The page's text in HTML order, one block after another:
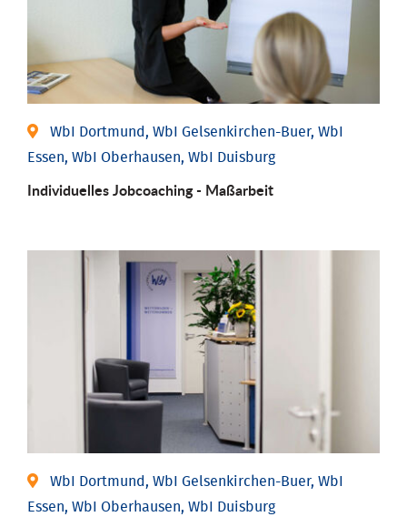
WbI Dortmund, WbI Gelsenkirchen-Buer, WbI
Essen, WbI Oberhausen, WbI Duisburg
Individu­elles Job­coaching - Maßarbeit
WbI Dortmund, WbI Gelsenkirchen-Buer, WbI
Essen, WbI Oberhausen, WbI Duisburg